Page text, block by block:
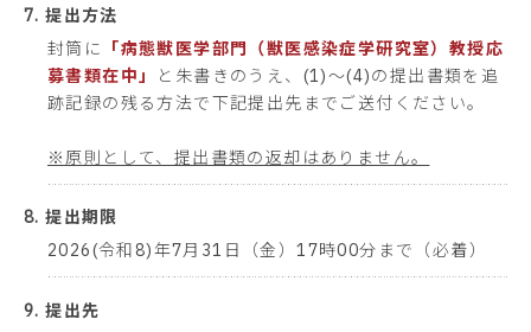
7. 提出方法
封筒に
「病態獣医学部門（獣医感染症学研究室）教授応
募書類在中」
と朱書きのうえ、(1)～(4)の提出書類を追
跡記録の残る方法で下記提出先までご送付ください。
※原則として、提出書類の返却はありません。
8. 提出期限
2026(令和8)年7月31日（金）17時00分まで（必着）
9. 提出先